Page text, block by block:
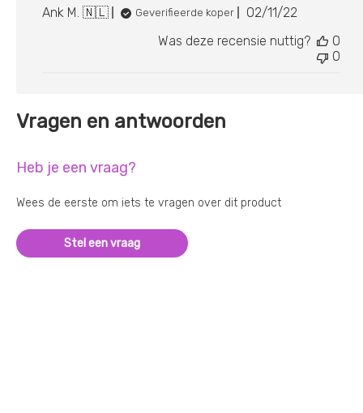
Ank M. 🇳🇱
Geverifieerde koper
02/11/22
Was deze recensie nuttig?
0
0
Vragen en antwoorden
Heb je een vraag?
Wees de eerste om iets te vragen over dit product
Stel een vraag